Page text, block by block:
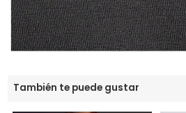
También te puede gustar